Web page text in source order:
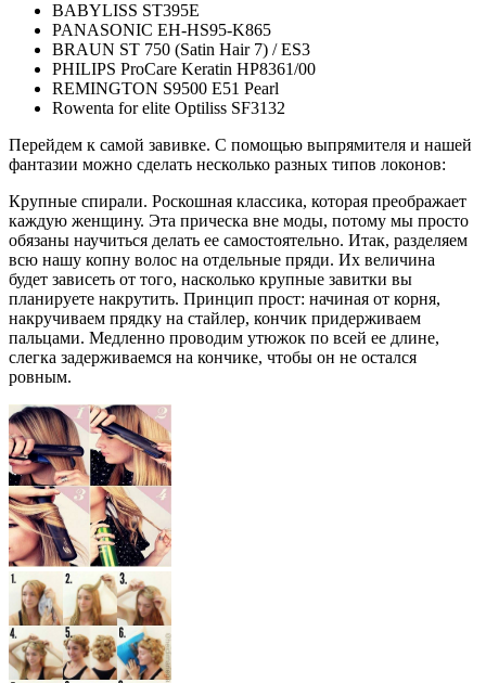
BABYLISS ST395E
PANASONIC EH-HS95-K865
BRAUN ST 750 (Satin Hair 7) / ES3
PHILIPS ProCare Keratin HP8361/00
REMINGTON S9500 E51 Pearl
Rowenta for elite Optiliss SF3132
Перейдем к самой завивке. С помощью выпрямителя и нашей
фантазии можно сделать несколько разных типов локонов:
Крупные спирали. Роскошная классика, которая преображает
каждую женщину. Эта прическа вне моды, потому мы просто
обязаны научиться делать ее самостоятельно. Итак, разделяем
всю нашу копну волос на отдельные пряди. Их величина
будет зависеть от того, насколько крупные завитки вы
планируете накрутить. Принцип прост: начиная от корня,
накручиваем прядку на стайлер, кончик придерживаем
пальцами. Медленно проводим утюжок по всей ее длине,
слегка задерживаемся на кончике, чтобы он не остался
ровным.